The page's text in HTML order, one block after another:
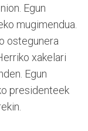
Egun
mugimendua.
ostegunera
xakelari
Egun
presidenteek